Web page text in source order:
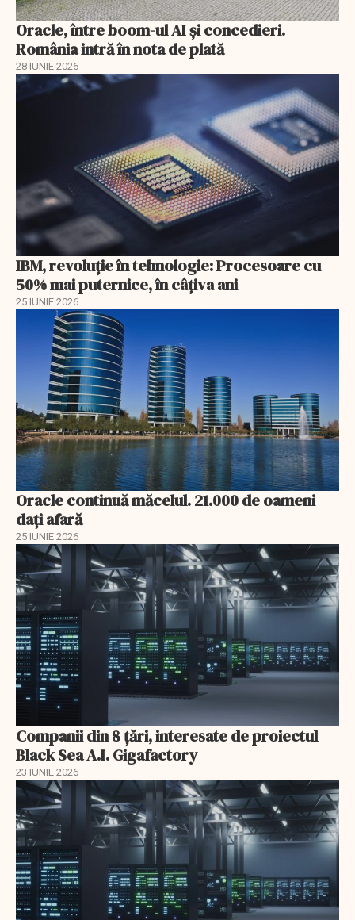
Oracle, între boom-ul AI și concedieri.
România intră în nota de plată
28 IUNIE 2026
IBM, revoluţie în tehnologie: Procesoare cu
50% mai puternice, în câţiva ani
25 IUNIE 2026
Oracle continuă măcelul. 21.000 de oameni
dați afară
25 IUNIE 2026
Companii din 8 țări, interesate de proiectul
Black Sea A.I. Gigafactory
23 IUNIE 2026